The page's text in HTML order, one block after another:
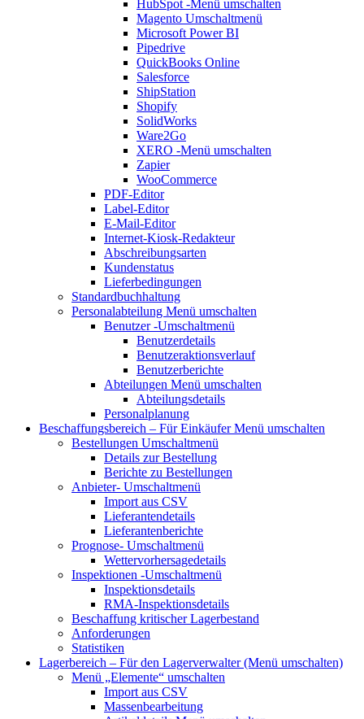
HubSpot -Menü umschalten
Magento Umschaltmenü
Microsoft Power BI
Pipedrive
QuickBooks Online
Salesforce
ShipStation
Shopify
SolidWorks
Ware2Go
XERO -Menü umschalten
Zapier
WooCommerce
PDF-Editor
Label-Editor
E-Mail-Editor
Internet-Kiosk-Redakteur
Abschreibungsarten
Kundenstatus
Lieferbedingungen
Standardbuchhaltung
Personalabteilung Menü umschalten
Benutzer-Umschaltmenü
Benutzerdetails
Benutzeraktionsverlauf
Benutzerberichte
Abteilungen Menü umschalten
Abteilungsdetails
Personalplanung
Beschaffungsbereich – Für EinkäuferMenü umschalten
Bestellungen Umschaltmenü
Details zur Bestellung
Berichte zu Bestellungen
Anbieter- Umschaltmenü
Import aus CSV
Lieferantendetails
Lieferantenberichte
Prognose- Umschaltmenü
Wettervorhersagedetails
Inspektionen -Umschaltmenü
Inspektionsdetails
RMA-Inspektionsdetails
Beschaffung kritischer Lagerbestand
Anforderungen
Statistiken
Lagerbereich – Für den Lagerverwalter(Menü umschalten)
Menü „Elemente“ umschalten
Import aus CSV
Massenbearbeitung